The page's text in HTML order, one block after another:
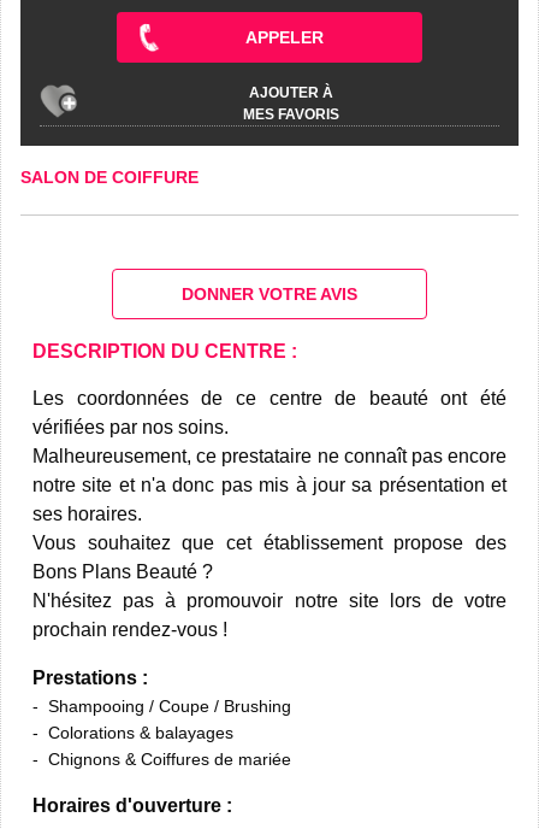
APPELER
AJOUTER À
MES FAVORIS
SALON DE COIFFURE
DONNER VOTRE AVIS
DESCRIPTION DU CENTRE :
Les coordonnées de ce centre de beauté ont été
vérifiées par nos soins.
Malheureusement, ce prestataire ne connaît pas encore
notre site et n'a donc pas mis à jour sa présentation et
ses horaires.
Vous souhaitez que cet établissement propose des
Bons Plans Beauté ?
N'hésitez pas à promouvoir notre site lors de votre
prochain rendez-vous !
Prestations :
Shampooing / Coupe / Brushing
Colorations & balayages
Chignons & Coiffures de mariée
Horaires d'ouverture :